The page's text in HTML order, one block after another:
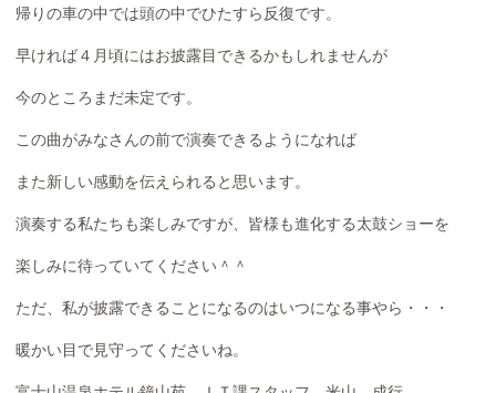
帰りの車の中では頭の中でひたすら反復です。
早ければ４月頃にはお披露目できるかもしれませんが
今のところまだ未定です。
この曲がみなさんの前で演奏できるようになれば
また新しい感動を伝えられると思います。
演奏する私たちも楽しみですが、皆様も進化する太鼓ショーを
楽しみに待っていてください＾＾
ただ、私が披露できることになるのはいつになる事やら・・・
暖かい目で見守ってくださいね。